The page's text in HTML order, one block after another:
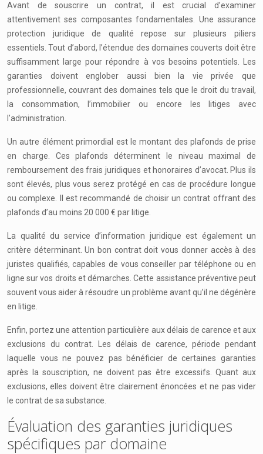
Avant de souscrire un contrat, il est crucial d’examiner
attentivement ses composantes fondamentales. Une assurance
protection juridique de qualité repose sur plusieurs piliers
essentiels. Tout d’abord, l’étendue des domaines couverts doit être
suffisamment large pour répondre à vos besoins potentiels. Les
garanties doivent englober aussi bien la vie privée que
professionnelle, couvrant des domaines tels que le droit du travail,
la consommation, l’immobilier ou encore les litiges avec
l’administration.
Un autre élément primordial est le montant des plafonds de prise
en charge. Ces plafonds déterminent le niveau maximal de
remboursement des frais juridiques et honoraires d’avocat. Plus ils
sont élevés, plus vous serez protégé en cas de procédure longue
ou complexe. Il est recommandé de choisir un contrat offrant des
plafonds d’au moins 20 000 € par litige.
La qualité du service d’information juridique est également un
critère déterminant. Un bon contrat doit vous donner accès à des
juristes qualifiés, capables de vous conseiller par téléphone ou en
ligne sur vos droits et démarches. Cette assistance préventive peut
souvent vous aider à résoudre un problème avant qu’il ne dégénère
en litige.
Enfin, portez une attention particulière aux délais de carence et aux
exclusions du contrat. Les délais de carence, période pendant
laquelle vous ne pouvez pas bénéficier de certaines garanties
après la souscription, ne doivent pas être excessifs. Quant aux
exclusions, elles doivent être clairement énoncées et ne pas vider
le contrat de sa substance.
Évaluation des garanties juridiques
spécifiques par domaine